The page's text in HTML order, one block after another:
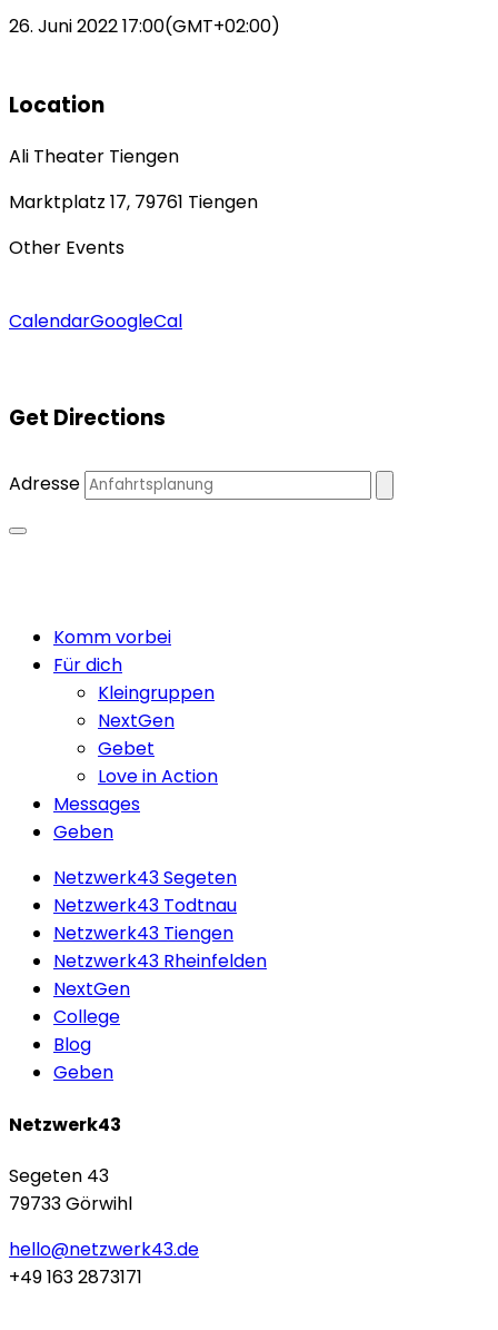
26. Juni 202217:00(GMT+02:00)
Location
Ali Theater Tiengen
Marktplatz 17, 79761 Tiengen
Other Events
CalendarGoogleCal
Get Directions
Adresse
Close
Menu
Komm vorbei
Für dich
Kleingruppen
NextGen
Gebet
Love in Action
Messages
Geben
Netzwerk43 Segeten
Netzwerk43 Todtnau
Netzwerk43 Tiengen
Netzwerk43 Rheinfelden
NextGen
College
Blog
Geben
Netzwerk43
Segeten 43
79733 Görwihl
hello@netzwerk43.de
+49 163 2873171